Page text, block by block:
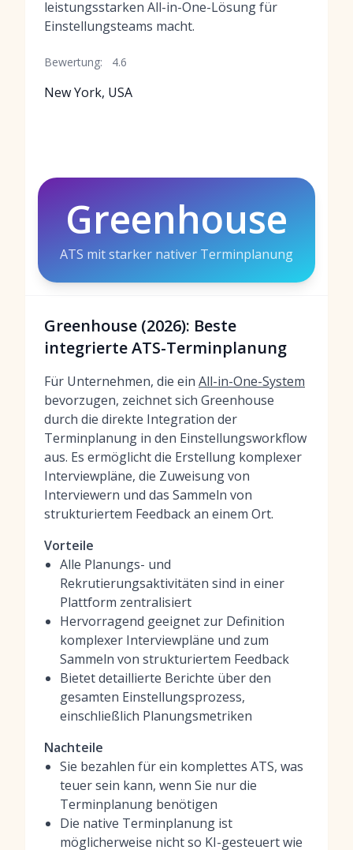
leistungsstarken All-in-One-Lösung für
Einstellungsteams macht.
Bewertung: 4.6
New York, USA
Greenhouse
ATS mit starker nativer Terminplanung
Greenhouse (2026): Beste
integrierte ATS-Terminplanung
Für Unternehmen, die ein All-in-One-System
bevorzugen, zeichnet sich Greenhouse
durch die direkte Integration der
Terminplanung in den Einstellungsworkflow
aus. Es ermöglicht die Erstellung komplexer
Interviewpläne, die Zuweisung von
Interviewern und das Sammeln von
strukturiertem Feedback an einem Ort.
Vorteile
Alle Planungs- und
Rekrutierungsaktivitäten sind in einer
Plattform zentralisiert
Hervorragend geeignet zur Definition
komplexer Interviewpläne und zum
Sammeln von strukturiertem Feedback
Bietet detaillierte Berichte über den
gesamten Einstellungsprozess,
einschließlich Planungsmetriken
Nachteile
Sie bezahlen für ein komplettes ATS, was
teuer sein kann, wenn Sie nur die
Terminplanung benötigen
Die native Terminplanung ist
möglicherweise nicht so KI-gesteuert wie